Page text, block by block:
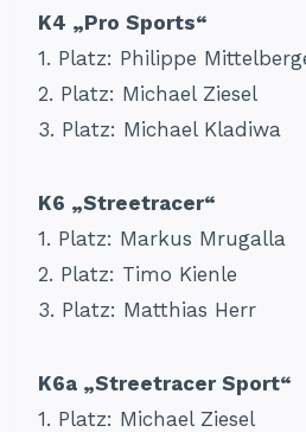
K4 „Pro Sports“
1.⁠ ⁠Platz: Philippe
2.⁠ ⁠Platz: Michael Ziesel
3.⁠ ⁠Platz: Michael Kladiwa
K6 „Streetracer“
1.⁠ ⁠Platz: Markus Mrugalla
2.⁠ ⁠Platz: Timo Kienle
3.⁠ ⁠Platz: Matthias Herr
K6a „Streetracer Sport“
1.⁠ ⁠Platz: Michael Ziesel